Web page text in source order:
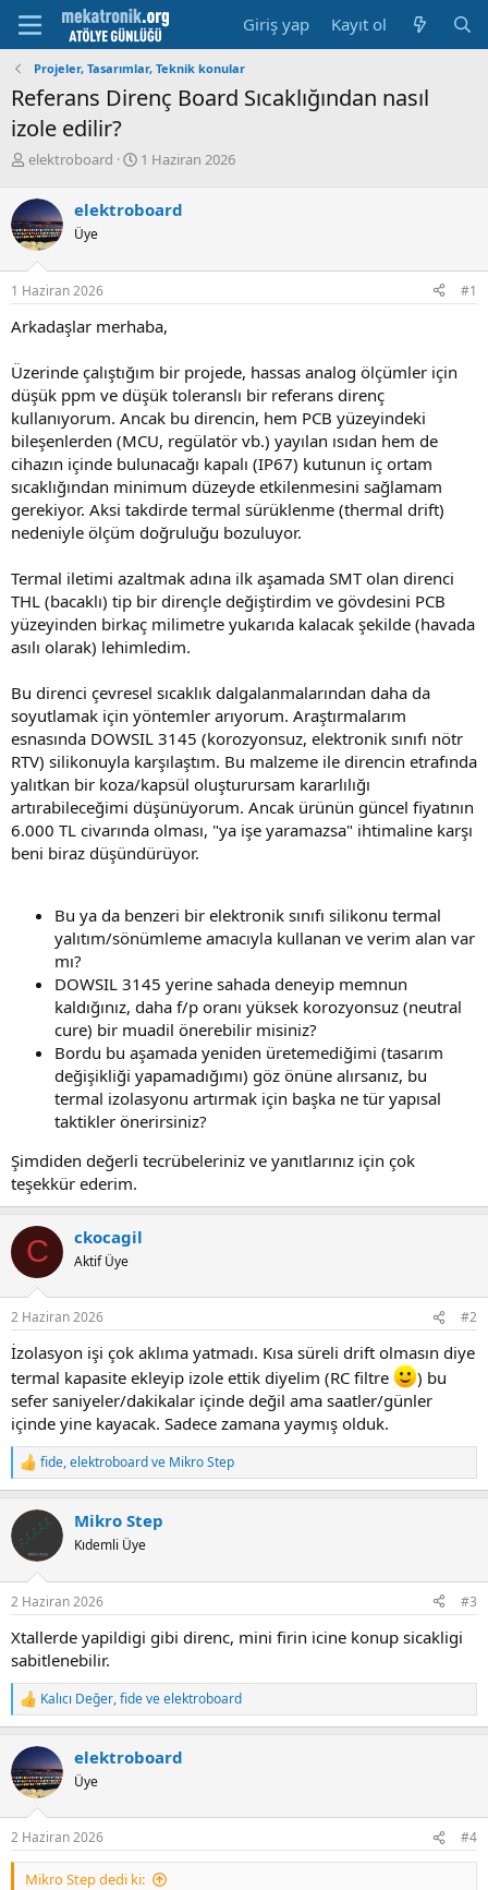
Giriş yap Kayıt ol
Projeler, Tasarımlar, Teknik konular
Referans Direnç Board Sıcaklığından nasıl
izole edilir?
K
n
u
y
u
b
a
l
t
a
n
elektroboard
B
l
a
r
h
i
1 Haziran 2026
elektroboard
Üye
1 Haziran 2026 #1
Arkadaşlar merhaba,
Üzerinde çalıştığım bir projede, hassas analog ölçümler için
düşük ppm ve düşük toleranslı bir referans direnç
kullanıyorum. Ancak bu direncin, hem PCB yüzeyindeki
bileşenlerden (MCU, regülatör vb.) yayılan ısıdan hem de
cihazın içinde bulunacağı kapalı (IP67) kutunun iç ortam
sıcaklığından minimum düzeyde etkilenmesini sağlamam
gerekiyor. Aksi takdirde termal sürüklenme (thermal drift)
nedeniyle ölçüm doğruluğu bozuluyor.
Termal iletimi azaltmak adına ilk aşamada SMT olan direnci
THL (bacaklı) tip bir dirençle değiştirdim ve gövdesini PCB
yüzeyinden birkaç milimetre yukarıda kalacak şekilde (havada
asılı olarak) lehimledim.
Bu direnci çevresel sıcaklık dalgalanmalarından daha da
soyutlamak için yöntemler arıyorum. Araştırmalarım
esnasında DOWSIL 3145 (korozyonsuz, elektronik sınıfı nötr
RTV) silikonuyla karşılaştım. Bu malzeme ile direncin etrafında
yalıtkan bir koza/kapsül oluşturursam kararlılığı
artırabileceğimi düşünüyorum. Ancak ürünün güncel fiyatının
6.000 TL civarında olması, "ya işe yaramazsa" ihtimaline karşı
beni biraz düşündürüyor.
Bu ya da benzeri bir elektronik sınıfı silikonu termal
yalıtım/sönümleme amacıyla kullanan ve verim alan var
mı?
DOWSIL 3145 yerine sahada deneyip memnun
kaldığınız, daha f/p oranı yüksek korozyonsuz (neutral
cure) bir muadil önerebilir misiniz?
Bordu bu aşamada yeniden üretemediğimi (tasarım
değişikliği yapamadığımı) göz önüne alırsanız, bu
termal izolasyonu artırmak için başka ne tür yapısal
taktikler önerirsiniz?
Şimdiden değerli tecrübeleriniz ve yanıtlarınız için çok
teşekkür ederim.
C ckocagil
Aktif Üye
2 Haziran 2026 #2
İzolasyon işi çok aklıma yatmadı. Kısa süreli drift olmasın diye
termal kapasite ekleyip izole ettik diyelim (RC filtre
) bu
sefer saniyeler/dakikalar içinde değil ama saatler/günler
içinde yine kayacak. Sadece zamana yaymış olduk.
R
e
c
t
i
s
fide,elektroboardve Mikro Step
Mikro Step
Kıdemli Üye
2 Haziran 2026 #3
Xtallerde yapildigi gibi direnc, mini firin icine konup sicakligi
sabitlenebilir.
R
e
c
t
i
s
:
Kalıcı Değer,fideveelektroboard
elektroboard
Üye
2 Haziran 2026 #4
Mikro Step dedi ki: